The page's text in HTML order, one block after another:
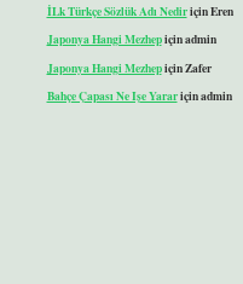
İLk Türkçe Sözlük Adı NediriçinEren
Japonya Hangi Mezhepiçinadmin
Japonya Hangi MezhepiçinZafer
Bahçe Çapası Ne Işe Yarariçinadmin